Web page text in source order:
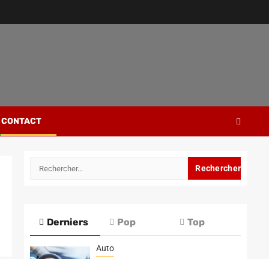
CONTACT
Rechercher :
Derniers Pop Top
Auto